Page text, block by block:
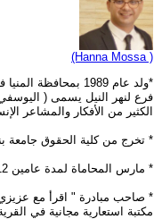
(Hanna Mossa )
*ولد عام 1989
فرع لنهر النيل يسمى (
الكثير من الأفكار والمشاعر
* تخرج من كلية الحقوق جامعة
* مارس المحاماة لمدة عامين 2012_2014 .
* صاحب مبادرة " اقرأ مع
مكتبة استعارية مجانية في